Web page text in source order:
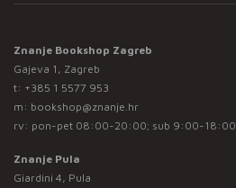
Znanje Bookshop Zagreb
Gajeva 1, Zagreb
t: +385 1 5577 953
m: bookshop@znanje.hr
rv: pon-pet 08:00-20:00; sub 9:00-18:00
Znanje Pula
Giardini 4, Pula